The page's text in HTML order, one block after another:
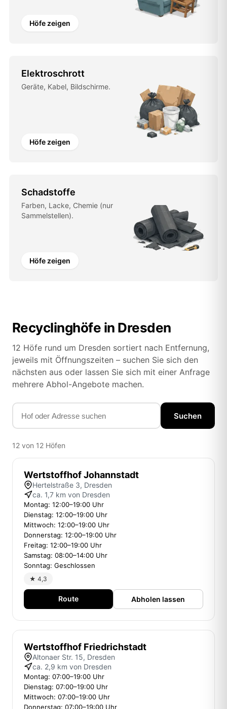
Höfe zeigen
Elektroschrott
Geräte, Kabel, Bildschirme.
Höfe zeigen
Schadstoffe
Farben, Lacke, Chemie (nur
Sammelstellen).
Höfe zeigen
Recyclinghöfe in Dresden
12 Höfe rund um Dresden sortiert nach Entfernung,
jeweils mit Öffnungszeiten – suchen Sie sich den
nächsten aus oder lassen Sie sich mit einer Anfrage
mehrere Abhol-Angebote machen.
Suchen
12 von 12 Höfen
Wertstoffhof Johannstadt
Hertelstraße 3, Dresden
ca. 1,7 km von Dresden
Montag: 12:00–19:00 Uhr
Dienstag: 12:00–19:00 Uhr
Mittwoch: 12:00–19:00 Uhr
Donnerstag: 12:00–19:00 Uhr
Freitag: 12:00–19:00 Uhr
Samstag: 08:00–14:00 Uhr
Sonntag: Geschlossen
★ 4,3
Route Abholen lassen
Wertstoffhof Friedrichstadt
Altonaer Str. 15, Dresden
ca. 2,9 km von Dresden
Montag: 07:00–19:00 Uhr
Dienstag: 07:00–19:00 Uhr
Mittwoch: 07:00–19:00 Uhr
Donnerstag: 07:00–19:00 Uhr